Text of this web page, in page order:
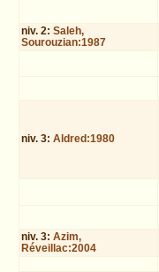
niv. 2:Saleh,
Sourouzian:1987
niv. 3:Aldred:1980
niv. 3:Azim,
Réveillac:2004